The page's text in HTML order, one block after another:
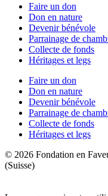
Faire un don
Don en nature
Devenir bénévole
Parrainage de
Collecte de fonds
Héritages et legs
Faire un don
Don en nature
Devenir bénévole
Parrainage de
Collecte de fonds
Héritages et legs
© 2026 Fondation en
(Suisse)